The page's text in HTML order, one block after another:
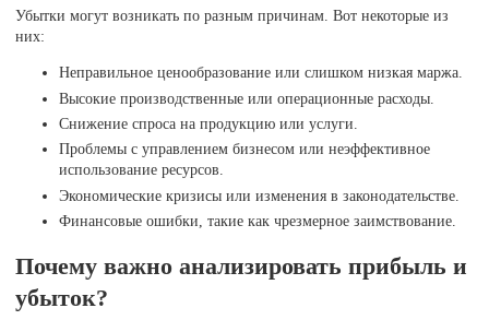
Убытки могут возникать по разным причинам. Вот некоторые из
них:
Неправильное ценообразование или слишком низкая маржа.
Высокие производственные или операционные расходы.
Снижение спроса на продукцию или услуги.
Проблемы с управлением бизнесом или неэффективное
использование ресурсов.
Экономические кризисы или изменения в законодательстве.
Финансовые ошибки, такие как чрезмерное заимствование.
Почему важно анализировать прибыль и
убыток?